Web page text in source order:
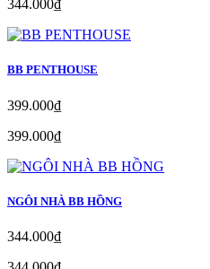
344.000₫
BB PENTHOUSE
399.000₫
399.000₫
NGÔI NHÀ BB HỒNG
344.000₫